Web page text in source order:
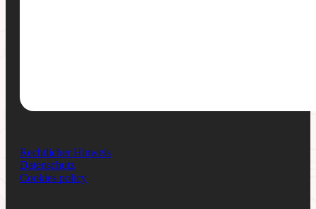
Rechtlicher Hinweis
Datenschutz
Cookies policy